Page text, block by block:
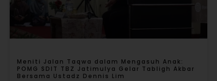
Meniti Jalan Taqwa dalam Mengasuh Anak:
POMG SDIT TBZ Jatimulya Gelar Tabligh Akbar
Bersama Ustadz Dennis Lim